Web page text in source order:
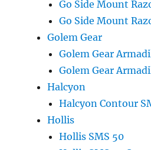
Go Side Mount
Go Side Mount
Golem Gear
Golem Gear
Golem Gear
Halcyon
Halcyon Contour
Hollis
Hollis SMS 50